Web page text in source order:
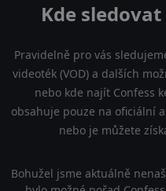
Kde
Pravidelně pro vás
videoték (VOD) a dalších
nebo kde najít Confess
obsahuje pouze na oficiální
nebo je můžete
Bohužel jsme aktuálně